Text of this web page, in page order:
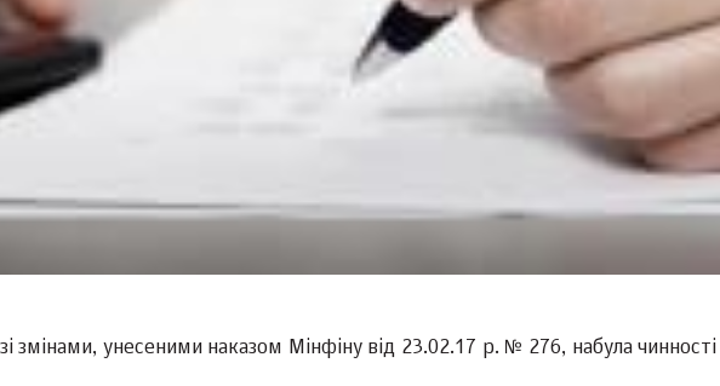
змінами, унесеними наказом Мінфіну від 23.02.17 р. № 276, набула